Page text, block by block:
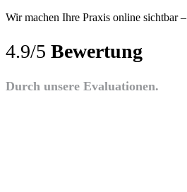
Wir machen Ihre Praxis online sichtbar –
4.9/5 Bewertung
Durch unsere Evaluationen.